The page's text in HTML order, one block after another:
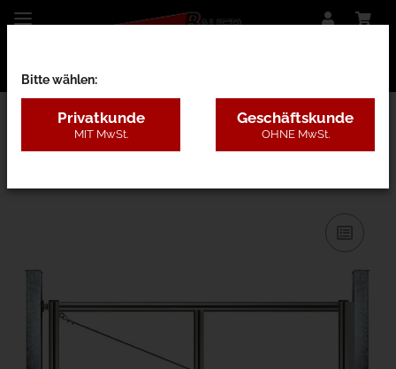
26BE - nur Rahmen m. Pfosten
Bitte wählen:
Privatkunde
MIT MwSt.
Geschäftskunde
OHNE MwSt.